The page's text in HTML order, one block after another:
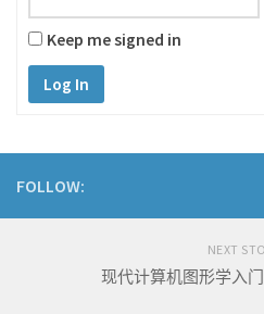
Keep me signed in
Log In
FOLLOW:
NEXT
现代计算机图形学入